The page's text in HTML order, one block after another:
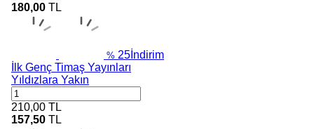
180,00 TL
% 25 İndirim
İlk Genç Timaş Yayınları
Yıldızlara Yakın
210,00 TL
157,50 TL